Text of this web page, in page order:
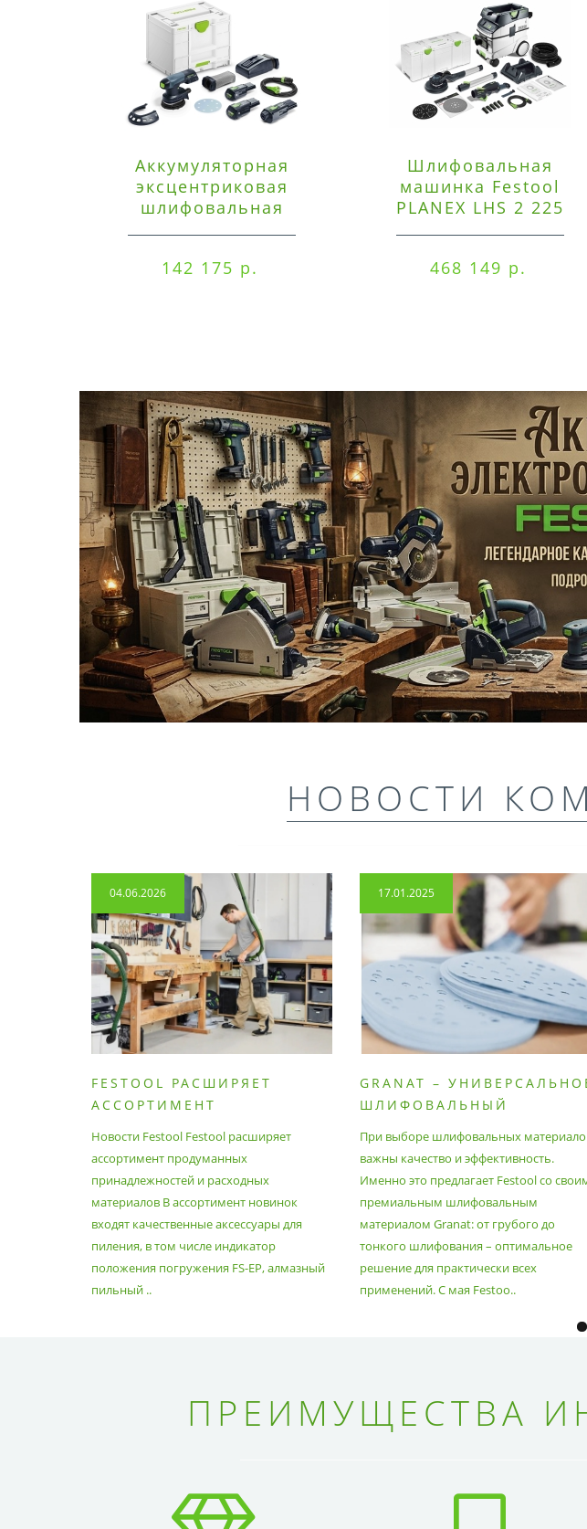
Аккумуляторная
эксцентриковая
шлифовальная
142 175 р.
Шлифовальная
машинка Festool
PLANEX LHS 2 225
468 149 р.
НОВОСТИ
04.06.2026
FESTOOL РАСШИРЯЕТ
АССОРТИМЕНТ
ПРИНАДЛЕЖНОСТЕЙ И
РАСХОДНЫХ МАТЕРИАЛОВ
Новости Festool Festool расширяет
ассортимент продуманных
принадлежностей и расходных
материалов В ассортимент новинок
входят качественные аксессуары для
пиления, в том числе индикатор
положения погружения FS-EP, алмазный
пильный ..
17.01.2025
GRANAT –
ШЛИФОВАЛЬНЫЙ
При выборе шлифовальных
важны качество и эффективность.
Именно это предлагает Festool со
премиальным шлифовальным
материалом Granat: от грубого до
тонкого шлифования – оптимальное
решение для практически всех
применений. С мая Festoo..
ПРЕИМУЩЕСТВА